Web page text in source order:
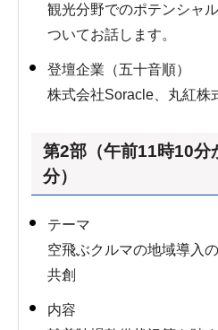
観光分野でのポテンシャ
ついてお話します。
登壇企業（五十音順）
株式会社Soracle、丸紅株
第2部（午前11時10分
分）
テーマ
空飛ぶクルマの地域導入
共創
内容